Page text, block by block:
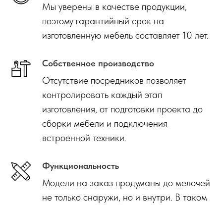
Мы уверены в качестве продукции,
поэтому гарантийный срок на
изготовленную мебель составляет 10 лет.
Собственное производство
Отсутствие посредников позволяет
контролировать каждый этап
изготовления, от подготовки проекта до
сборки мебели и подключения
встроенной техники.
Функциональность
Модели на заказ продуманы до мелочей
не только снаружи, но и внутри. В таком